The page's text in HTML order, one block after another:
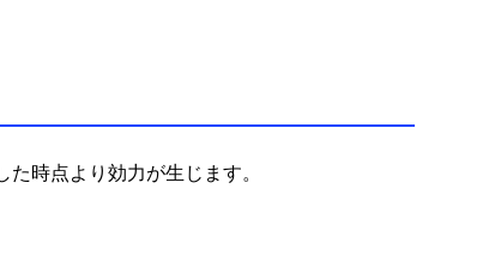
時点より効力が生じます。